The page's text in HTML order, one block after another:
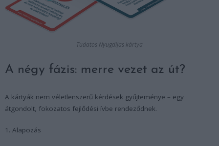
Tudatos Nyugdíjas kártya
A négy fázis: merre vezet az út?
A kártyák nem véletlenszerű kérdések gyűjteménye – egy
átgondolt, fokozatos fejlődési ívbe rendeződnek.
1. Alapozás